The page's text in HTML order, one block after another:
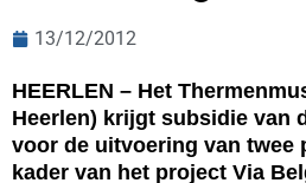
13/12/2012
HEERLEN – Het
Heerlen) krijgt subsidie van
voor de uitvoering van twee
kader van het project Via